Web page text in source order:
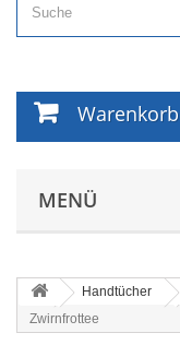
Warenkorb
MENÜ
Handtücher
Zwirnfrottee